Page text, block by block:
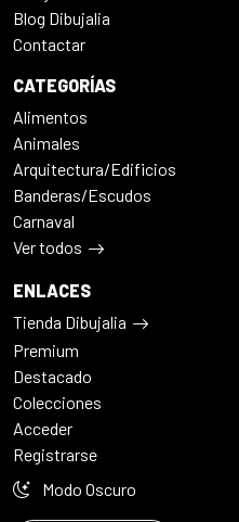
Blog Dibujalia
Contactar
CATEGORÍAS
Alimentos
Animales
Arquitectura/Edificios
Banderas/Escudos
Carnaval
Ver todos
ENLACES
Tienda Dibujalia
Premium
Destacado
Colecciones
Acceder
Registrarse
Modo Oscuro